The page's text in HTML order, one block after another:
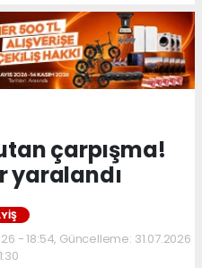
çarpışma!
yaralandı
- 18:54, Güncelleme: 31.07.2026